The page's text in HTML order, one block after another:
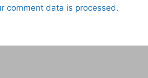
comment data is processed.